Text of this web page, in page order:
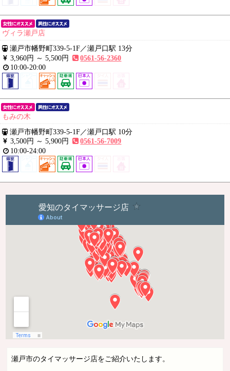
ヴィラ瀬戸店
瀬戸市幡野町339-5-1F／瀬戸口駅 13分
3,960円 ～5,500円
0561-56-2360
10:00-20:00
もみの木
瀬戸市幡野町339-5-1F／瀬戸口駅 10分
3,500円 ～5,900円
0561-56-7009
10:00-24:00
瀬戸市のタイマッサージ店をご紹介いたします。